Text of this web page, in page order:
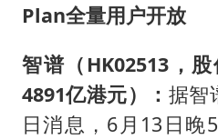
Plan全量用户开放
智谱（HK02513，
4891亿港元）： 据智
日消息，6月13日晚